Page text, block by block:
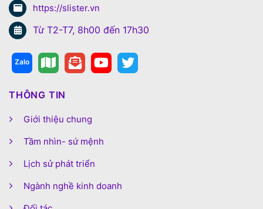
https://slister.vn
Từ T2-T7, 8h00 đến 17h30
THÔNG TIN
Giới thiệu chung
Tầm nhìn- sứ mệnh
Lịch sử phát triển
Ngành nghề kinh doanh